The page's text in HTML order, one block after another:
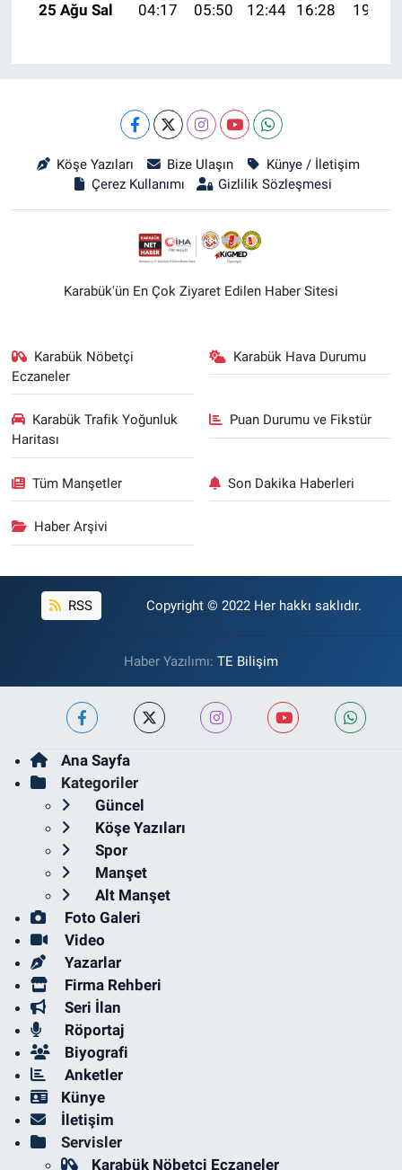
25 Ağu Sal
04:17 05:50 12:44 16:28 19:28
Köşe Yazıları Bize Ulaşın
Künye / İletişim
Çerez Kullanımı
Gizlilik Sözleşmesi
Karabük'ün En Çok Ziyaret Edilen Haber Sitesi
Karabük Nöbetçi
Eczaneler
Karabük Hava Durumu
Karabük Trafik Yoğunluk
Haritası
Puan Durumu ve Fikstür
Tüm Manşetler Son Dakika Haberleri
Haber Arşivi
RSS Copyright © 2022 Her hakkı saklıdır.
Haber Yazılımı: TE Bilişim
Ana Sayfa
Kategoriler
Güncel
Köşe Yazıları
Spor
Manşet
Alt Manşet
Foto Galeri
Video
Yazarlar
Firma Rehberi
Seri İlan
Röportaj
Biyografi
Anketler
Künye
İletişim
Servisler
Karabük Nöbetçi Eczaneler